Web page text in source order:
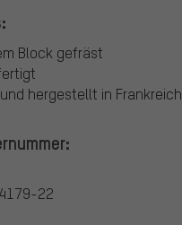
Block gefräst
hergestellt in Frankreich
22